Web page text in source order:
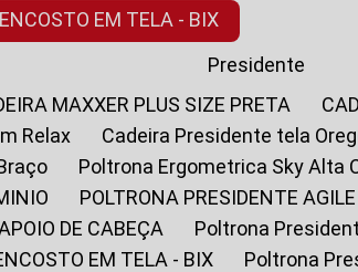
EM TELA - BIX
Presidente
MAXXER PLUS SIZE PRETA
Relax
Cadeira Presidente tela
Poltrona Ergometrica Sky Alta
POLTRONA PRESIDENTE
DE CABEÇA
Poltrona
EM TELA - BIX
Poltrona